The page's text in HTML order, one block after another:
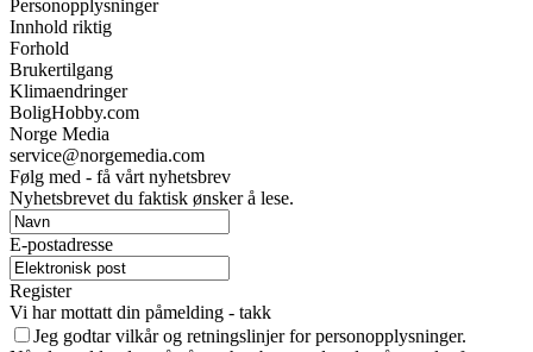
Personopplysninger
Innhold riktig
Forhold
Brukertilgang
Klimaendringer
BoligHobby.com
Norge Media
service@norgemedia.com
Følg med - få vårt nyhetsbrev
Nyhetsbrevet du faktisk ønsker å lese.
E-postadresse
Register
Vi har mottatt din påmelding - takk
Jeg godtar vilkår og retningslinjer for personopplysninger.